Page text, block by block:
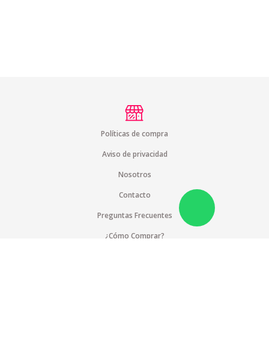
Políticas de compra
Aviso de privacidad
Nosotros
Contacto
Preguntas Frecuentes
¿Cómo Comprar?